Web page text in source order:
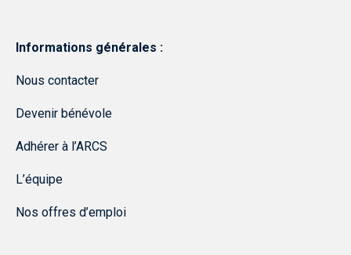
Informations générales :
Nous contacter
Devenir bénévole
Adhérer à l’ARCS
L’équipe
Nos offres d’emploi